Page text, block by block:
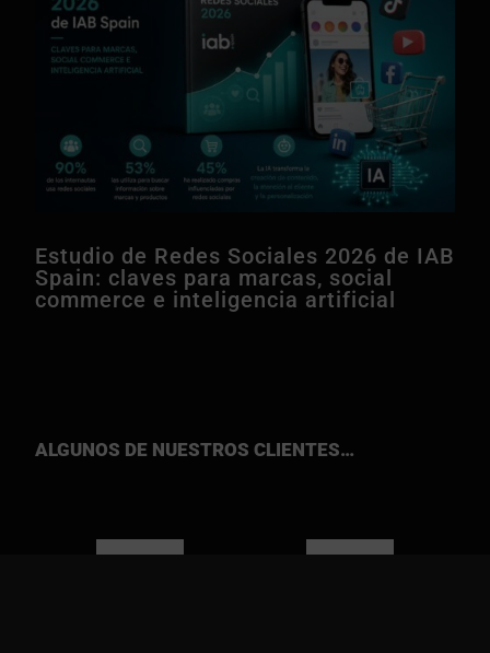
Estudio de Redes Sociales 2026 de IAB
Spain: claves para marcas, social
commerce e inteligencia artificial
ALGUNOS DE NUESTROS CLIENTES…